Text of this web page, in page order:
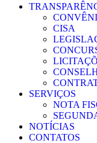
CISA
SERVIÇOS
NOTA
NOTÍCIAS
CONTATOS